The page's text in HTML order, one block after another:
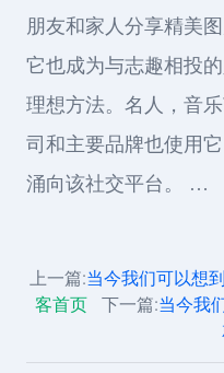
朋友和家人分享精美
它也成为与志趣相投
理想方法。名人，音
司和主要品牌也使用
涌向该社交平台。 …
上一篇:当今我们可以想
客首页
下一篇:当今我